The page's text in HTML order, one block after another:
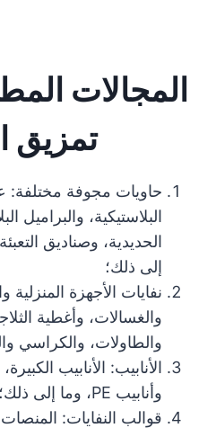
المجالات
تمزيق
حاويات مجوفة مختلفة:
البلاستيكية، والبراميل
الحديدية، وصناديق
إلى ذلك؛
نفايات الأجهزة المنزلية
والغسالات، وأغطية
والطاولات، والكراسي
الأنابيب: الأنابيب
وأنابيب PE، وما إلى ذلك؛
قوالب النفايات: